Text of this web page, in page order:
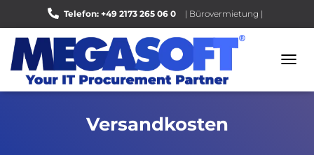
Telefon: +49 2173 265 06 0 | Bürovermietung |
Bewerten Sie uns auf Google |
Versandkosten